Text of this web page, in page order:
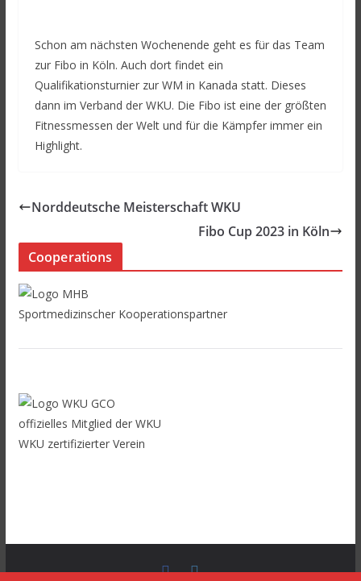
Schon am nächsten Wochenende geht es für das Team
zur Fibo in Köln. Auch dort findet ein
Qualifikationsturnier zur WM in Kanada statt. Dieses
dann im Verband der WKU. Die Fibo ist eine der größten
Fitnessmessen der Welt und für die Kämpfer immer ein
Highlight.
Norddeutsche Meisterschaft WKU
Fibo Cup 2023 in Köln
Cooperations
Sportmedizinscher Kooperationspartner
offizielles Mitglied der WKU
WKU zertifizierter Verein